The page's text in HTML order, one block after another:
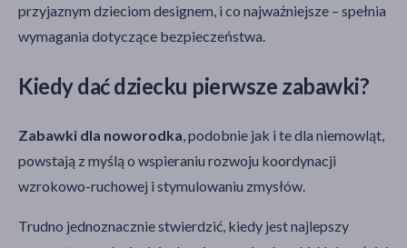
przyjaznym dzieciom designem, i co najważniejsze – spełnia
wymagania dotyczące bezpieczeństwa.
Kiedy dać dziecku pierwsze zabawki?
Zabawki dla noworodka, podobnie jak i te dla niemowląt,
powstają z myślą o wspieraniu rozwoju koordynacji
wzrokowo-ruchowej i stymulowaniu zmysłów.
Trudno jednoznacznie stwierdzić, kiedy jest najlepszy